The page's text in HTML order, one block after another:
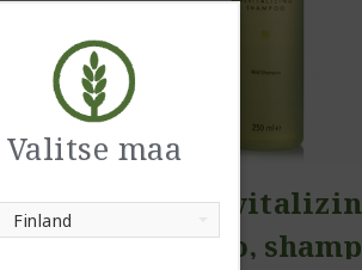
Valitse maa
Finland
Mild
Shampoo,